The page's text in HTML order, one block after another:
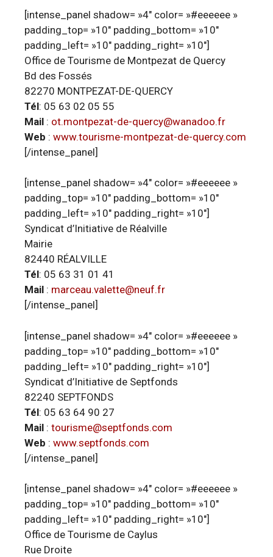
[intense_panel shadow= »4″ color= »#eeeeee »
padding_top= »10″ padding_bottom= »10″
padding_left= »10″ padding_right= »10″]
Office de Tourisme de Montpezat de Quercy
Bd des Fossés
82270 MONTPEZAT-DE-QUERCY
Tél: 05 63 02 05 55
Mail : ot.montpezat-de-quercy@wanadoo.fr
Web : www.tourisme-montpezat-de-quercy.com
[/intense_panel]
[intense_panel shadow= »4″ color= »#eeeeee »
padding_top= »10″ padding_bottom= »10″
padding_left= »10″ padding_right= »10″]
Syndicat d’Initiative de Réalville
Mairie
82440 RÉALVILLE
Tél: 05 63 31 01 41
Mail : marceau.valette@neuf.fr
[/intense_panel]
[intense_panel shadow= »4″ color= »#eeeeee »
padding_top= »10″ padding_bottom= »10″
padding_left= »10″ padding_right= »10″]
Syndicat d’Initiative de Septfonds
82240 SEPTFONDS
Tél: 05 63 64 90 27
Mail : tourisme@septfonds.com
Web : www.septfonds.com
[/intense_panel]
[intense_panel shadow= »4″ color= »#eeeeee »
padding_top= »10″ padding_bottom= »10″
padding_left= »10″ padding_right= »10″]
Office de Tourisme de Caylus
Rue Droite